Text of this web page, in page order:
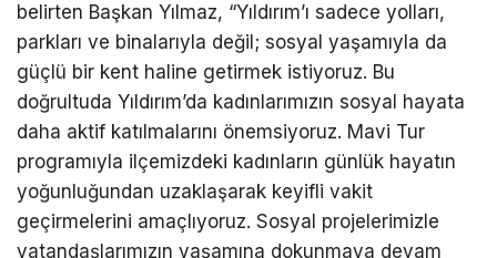
belirten Başkan Yılmaz, “Yıldırım’ı sadece yolları,
parkları ve binalarıyla değil; sosyal yaşamıyla da
güçlü bir kent haline getirmek istiyoruz. Bu
doğrultuda Yıldırım’da kadınlarımızın sosyal hayata
daha aktif katılmalarını önemsiyoruz. Mavi Tur
programıyla ilçemizdeki kadınların günlük hayatın
yoğunluğundan uzaklaşarak keyifli vakit
geçirmelerini amaçlıyoruz. Sosyal projelerimizle
vatandaşlarımızın yaşamına dokunmaya devam